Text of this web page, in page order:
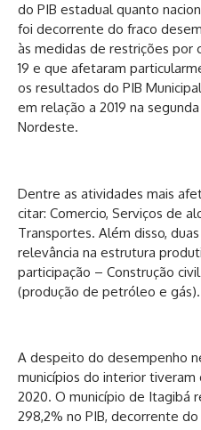
do PIB estadual quanto
foi decorrente do fraco
às medidas de restrições por
19 e que afetaram
os resultados do PIB
em relação a 2019 na
Nordeste.
Dentre as atividades mais
citar: Comercio, Serviços de
Transportes. Além disso,
relevância na estrutura
participação – Construção
(produção de petróleo e gás).
A despeito do desempenho
municípios do interior
2020. O município de Itagibá
298,2% no PIB, decorrente